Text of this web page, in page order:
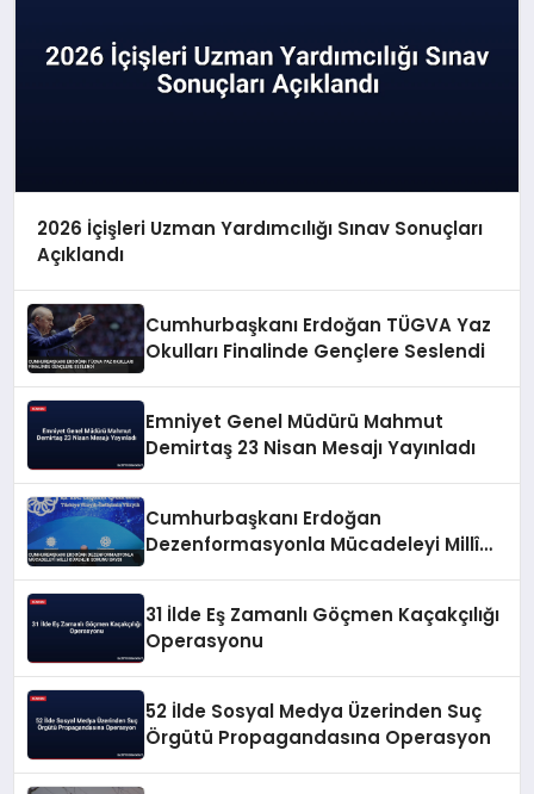
2026 İçişleri Uzman Yardımcılığı Sınav Sonuçları
Açıklandı
Cumhurbaşkanı Erdoğan TÜGVA Yaz
Okulları Finalinde Gençlere Seslendi
Emniyet Genel Müdürü Mahmut
Demirtaş 23 Nisan Mesajı Yayınladı
Cumhurbaşkanı Erdoğan
Dezenformasyonla Mücadeleyi Millî
31 İlde Eş Zamanlı Göçmen Kaçakçılığı
Operasyonu
52 İlde Sosyal Medya Üzerinden Suç
Örgütü Propagandasına Operasyon